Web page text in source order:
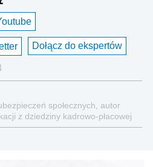
Dołącz do ekspertów
społecznych, autor
z dziedziny kadrowo-płacowej